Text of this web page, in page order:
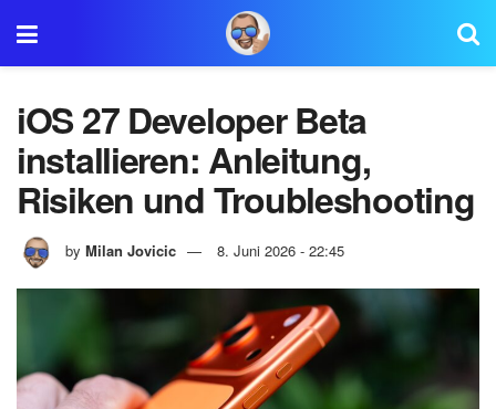
iOS 27 Developer Beta
installieren: Anleitung,
Risiken und Troubleshooting
by Milan Jovicic 8. Juni 2026 - 22:45